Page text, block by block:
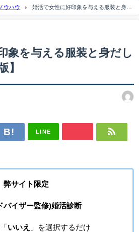
ウハウ
婚活で女性に好印象を与える服装と身だ
象を与える服装と身だし
】
LINE
弊サイト限定
バイザー監修)婚活診断
いいえ 」を選択するだけ